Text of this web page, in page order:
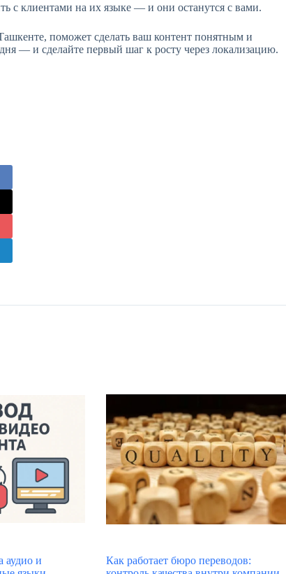
с клиентами на их языке — и они останутся с вами.
поможет сделать ваш контент понятным и
— и сделайте первый шаг к росту через локализацию.
аудио и
Как работает бюро переводов: